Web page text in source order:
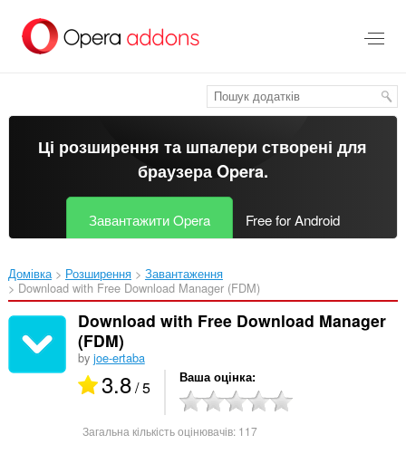
основного
Ці розширення та шпалери створені для
браузера Opera.
Завантажити Opera Free for Android
Домівка Розширення
Завантаження
Download with Free Download Manager (FDM)‎
Download with Free Download Manager
(FDM)
by joe-ertaba
3.8/ 5 Ваша оцінка
Загальна кількість оцінювачів: 117